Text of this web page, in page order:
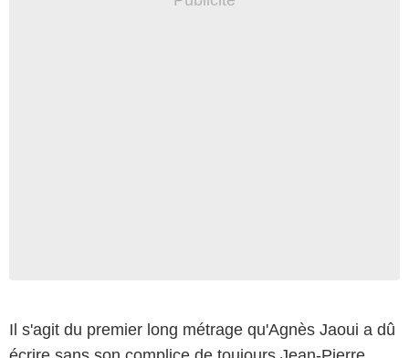
Il s'agit du premier long métrage qu'Agnès Jaoui a dû
Guillaume Gaffiot/Bestimage